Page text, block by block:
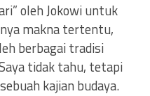
oleh Jokowi untuk
makna tertentu,
berbagai tradisi
tidak tahu, tetapi
kajian budaya.